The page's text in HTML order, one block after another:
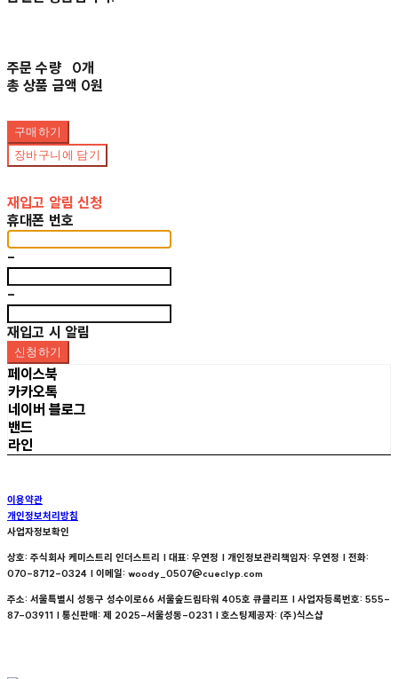
주문 수량
0개
총 상품 금액 0원
구매하기
장바구니에 담기
재입고 알림 신청
휴대폰 번호
-
-
재입고 시 알림
신청하기
페이스북
카카오톡
네이버 블로그
밴드
라인
이용약관
개인정보처리방침
사업자정보확인
상호: 주식회사 케미스트리 인더스트리 | 대표: 우연정 | 개인정보관리책임자: 우연정 | 전화:
070-8712-0324 | 이메일: woody_0507@cueclyp.com
주소: 서울특별시 성동구 성수이로66 서울숲드림타워 405호 큐클리프 | 사업자등록번호: 555-
87-03911 | 통신판매: 제 2025-서울성동-0231 | 호스팅제공자: (주)식스샵